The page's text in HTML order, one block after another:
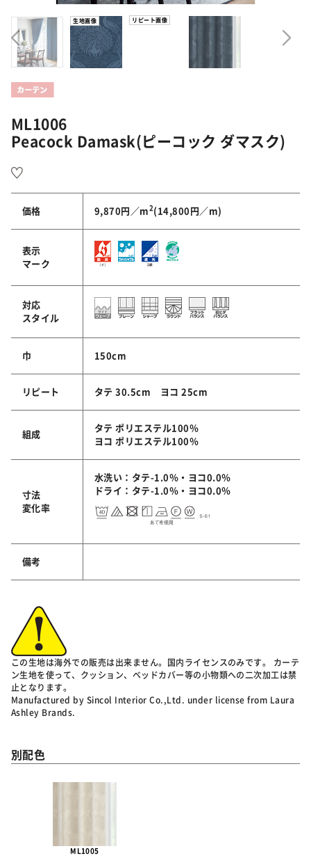
生地画像 リピート画像
ML1006
Peacock Damask(ピーコック ダマスク)
価格 9,870円／m 2 (14,800円／m)
表示
マーク
対応
スタイル
巾 150cm
リピート タテ 30.5cm ヨコ 25cm
組成
タテ ポリエステル100％
ヨコ ポリエステル100％
寸法
変化率
水洗い：タテ-1.0％・ヨコ0.0％
ドライ：タテ-1.0％・ヨコ0.0％
備考
この生地は海外での販売は出来ません。国内ライセンスのみです。 カーテ
ン生地を使って、クッション、ベッドカバー等の小物類への二次加工は禁
止となります。
Manufactured by Sincol Interior Co.,Ltd. under license from Laura
Ashley Brands.
別配色
ML1005